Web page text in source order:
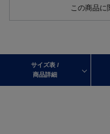
この商品に
サイズ表 /
商品詳細